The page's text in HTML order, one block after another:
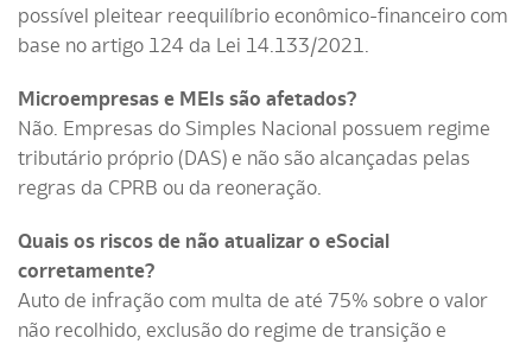
possível pleitear reequilíbrio econômico-financeiro com
base no artigo 124 da Lei 14.133/2021.
Microempresas e MEIs são afetados?
Não. Empresas do Simples Nacional possuem regime
tributário próprio (DAS) e não são alcançadas pelas
regras da CPRB ou da reoneração.
Quais os riscos de não atualizar o eSocial
corretamente?
Auto de infração com multa de até 75% sobre o valor
não recolhido, exclusão do regime de transição e